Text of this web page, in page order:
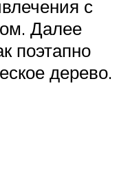
с
Далее
поэтапно
дерево.